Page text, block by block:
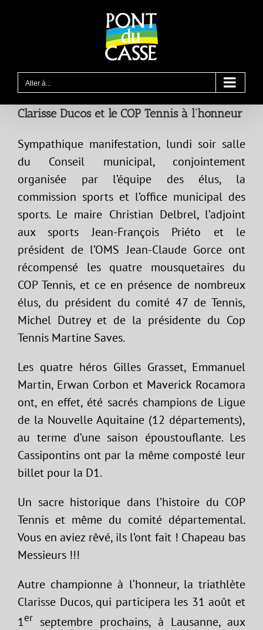
Aller à...
Clarisse Ducos et le COP Tennis à l’honneur
Sympathique manifestation, lundi soir salle
du Conseil municipal, conjointement
organisée par l’équipe des élus, la
commission sports et l’office municipal des
sports. Le maire Christian Delbrel, l’adjoint
aux sports Jean-François Priéto et le
président de l’OMS Jean-Claude Gorce ont
récompensé les quatre mousquetaires du
COP Tennis, et ce en présence de nombreux
élus, du président du comité 47 de Tennis,
Michel Dutrey et de la présidente du Cop
Tennis Martine Saves.
Les quatre héros Gilles Grasset, Emmanuel
Martin, Erwan Corbon et Maverick Rocamora
ont, en effet, été sacrés champions de Ligue
de la Nouvelle Aquitaine (12 départements),
au terme d’une saison époustouflante. Les
Cassipontins ont par la même composté leur
billet pour la D1.
Un sacre historique dans l’histoire du COP
Tennis et même du comité départemental.
Vous en aviez rêvé, ils l’ont fait ! Chapeau bas
Messieurs !!!
Autre championne à l‘honneur, la triathlète
Clarisse Ducos, qui participera les 31 août et
1er septembre prochains, à Lausanne, aux